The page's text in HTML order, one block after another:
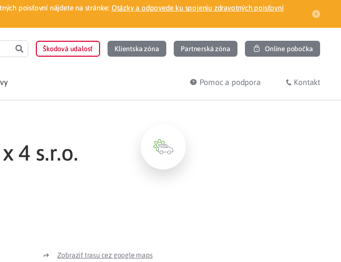
poisťovní nájdete na stránke: Otázky a odpovede ku spojeniu zdravotných poisťovní
Škodová udalosť Klientska zóna Partnerská zóna Online pobočka
Pomoc a podpora Kontakt
4 s.r.o.
Zobraziť trasu cez google maps